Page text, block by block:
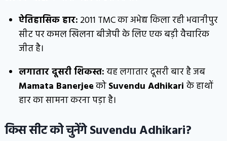
ऐतिहासिक हार: 2011 TMC का अभेद्य किला रही भवानीपुर
सीट पर कमल खिलना बीजेपी के लिए एक बड़ी वैचारिक
जीत है।
लगातार दूसरी शिकस्त:यह लगातार दूसरी बार है जब
Mamata BanerjeeकोSuvendu Adhikari के हाथों
हार का सामना करना पड़ा है।
किस सीट को चुनेंगेSuvendu Adhikari?